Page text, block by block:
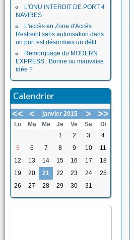
L'ONU INTERDIT DE PORT 4
NAVIRES
L'accès en Zone d'Accès
Restreint sans autorisation dans
un port est désormais un délit
Remorquage du MODERN
EXPRESS : Bonne ou mauvaise
idée ?
Calendrier
<< < janvier 2015 > >>
Lu Ma Me Je Ve Sa
Di
1
2 3
4
5
6 7 8 9 10
11
12
13 14 15 16 17
18
19
20 21 22 23 24
25
26
27 28 29 30 31